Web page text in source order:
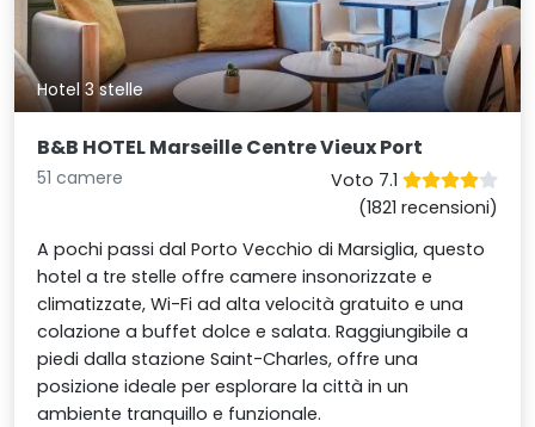
Hotel 3 stelle
B&B HOTEL Marseille Centre Vieux Port
51 camere
Voto 7.1
(1821 recensioni)
A pochi passi dal Porto Vecchio di Marsiglia, questo
hotel a tre stelle offre camere insonorizzate e
climatizzate, Wi-Fi ad alta velocità gratuito e una
colazione a buffet dolce e salata. Raggiungibile a
piedi dalla stazione Saint-Charles, offre una
posizione ideale per esplorare la città in un
ambiente tranquillo e funzionale.